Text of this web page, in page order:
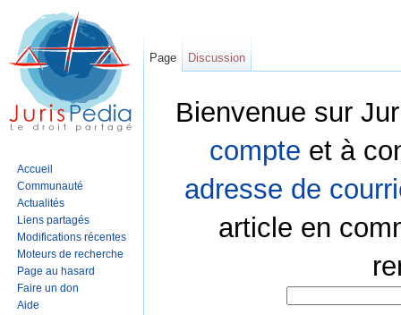
Bienvenue sur
compte et à
adresse de
article en
Page Discussion
Accueil
Communauté
Actualités
Liens partagés
Modifications récentes
Moteurs de recherche
Page au hasard
Faire un don
Aide